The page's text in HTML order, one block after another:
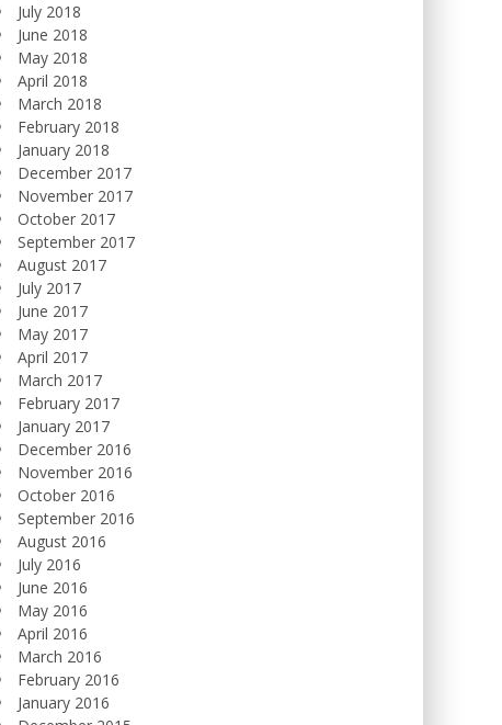
July 2018
June 2018
May 2018
April 2018
March 2018
February 2018
January 2018
December 2017
November 2017
October 2017
September 2017
August 2017
July 2017
June 2017
May 2017
April 2017
March 2017
February 2017
January 2017
December 2016
November 2016
October 2016
September 2016
August 2016
July 2016
June 2016
May 2016
April 2016
March 2016
February 2016
January 2016